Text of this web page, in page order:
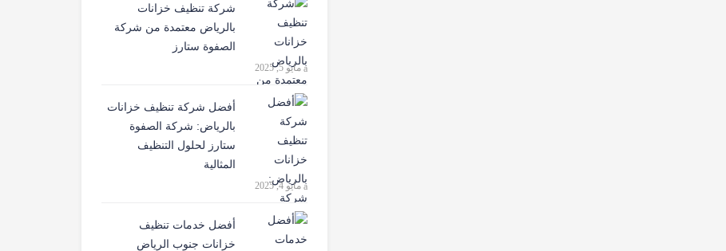
شركة تنظيف خزانات
بالرياض معتمدة من شركة
الصفوة ستارز
مايو 5, 2025
أفضل شركة تنظيف خزانات
بالرياض: شركة الصفوة
ستارز لحلول التنظيف
المثالية
مايو 4, 2025
أفضل خدمات تنظيف
خزانات جنوب الرياض